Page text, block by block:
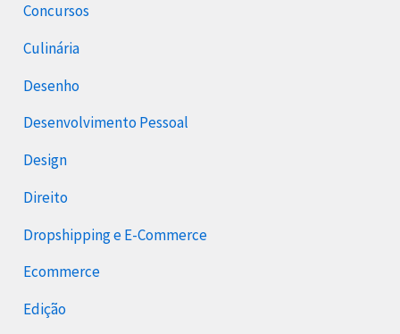
Concursos
Culinária
Desenho
Desenvolvimento Pessoal
Design
Direito
Dropshipping e E-Commerce
Ecommerce
Edição